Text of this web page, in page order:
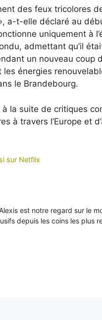
des feux tricolores
a-t-elle déclaré au
uniquement à
admettant qu’il
un nouveau coup
énergies
le Brandebourg.
la suite de critiques
à travers l’Europe et
sur Netflix
est notre regard sur le
depuis les coins les plus